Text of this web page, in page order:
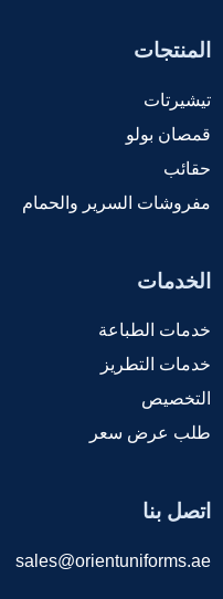
المنتجات
تيشيرتات
قمصان بولو
حقائب
مفروشات السرير والحمام
الخدمات
خدمات الطباعة
خدمات التطريز
التخصيص
طلب عرض سعر
اتصل بنا
sales@orientuniforms.ae